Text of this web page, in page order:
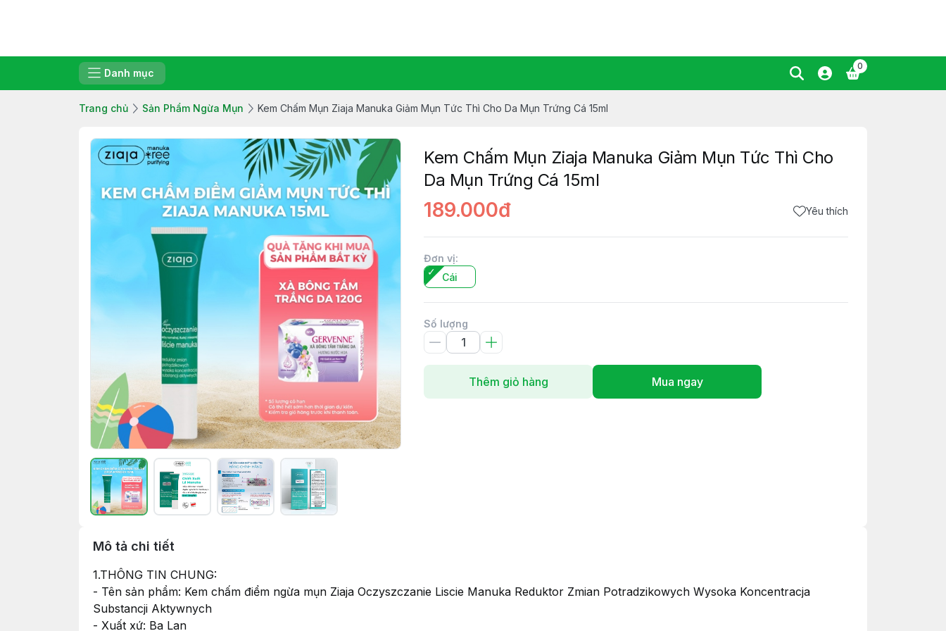
Danh mục
0
Trang chủ Sản Phẩm Ngừa Mụn Kem Chấm Mụn Ziaja Manuka Giảm Mụn Tức Thì Cho Da Mụn Trứng Cá 15ml
Kem Chấm Mụn Ziaja Manuka Giảm Mụn Tức Thì Cho
Da Mụn Trứng Cá 15ml
189.000đ Yêu thích
Đơn vị:
Cái
Số lượng
Thêm giỏ hàng Mua ngay
Mô tả chi tiết
1.THÔNG TIN CHUNG:
- Tên sản phẩm: Kem chấm điểm ngừa mụn Ziaja Oczyszczanie Liscie Manuka Reduktor Zmian Potradzikowych Wysoka Koncentracja
Substancji Aktywnych
- Xuất xứ: Ba Lan